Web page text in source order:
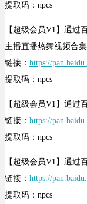
提取码：npcs
【超级会员V1】通过
主播直播热舞视频合
链接： https://
提取码：npcs
【超级会员V1】通过
链接： https://
提取码：npcs
【超级会员V1】通过
链接： https://
提取码：npcs